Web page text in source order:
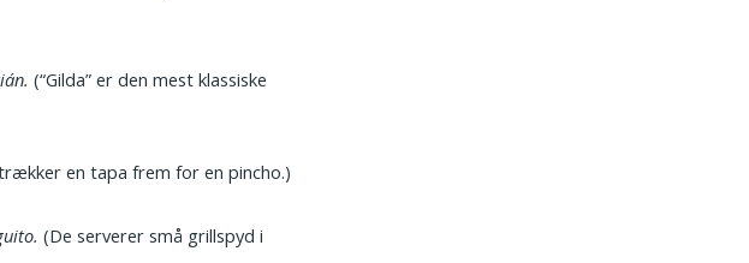
(“Gilda” er den mest klassiske
en tapa frem for en pincho.)
(De serverer små grillspyd i